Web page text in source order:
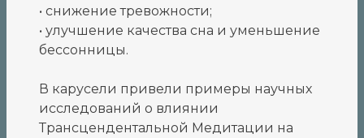
• снижение тревожности;
• улучшение качества сна и уменьшение
бессонницы.
В карусели привели примеры научных
исследований о влиянии
Трансцендентальной Медитации на